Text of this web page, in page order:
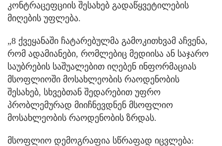
კონტრაცეფციის შესახებ გადაწყვეტილების
მიღების უფლება.
„8 ქვეყანაში ჩატარებულმა გამოკითხვამ აჩვენა,
რომ ადამიანები, რომლებიც მედიისა ან საჯარო
საუბრების საშუალებით იღებენ ინფორმაციას
მსოფლიოში მოსახლეობის რაოდენობის
შესახებ, სხვებთან შედარებით უფრო
პრობლემურად მიიჩნევდნენ მსოფლიო
მოსახლეობის რაოდენობის ზრდას.
მსოფლიო დემოგრაფია სწრაფად იცვლება: